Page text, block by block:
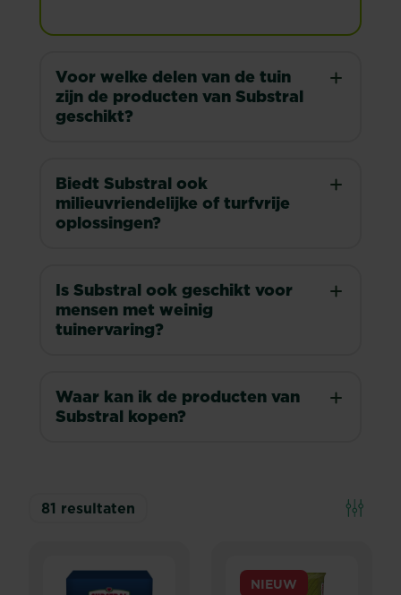
Voor welke delen van de tuin
zijn de producten van Substral
geschikt?
Biedt Substral ook
milieuvriendelijke of turfvrije
oplossingen?
Is Substral ook geschikt voor
mensen met weinig
tuinervaring?
Waar kan ik de producten van
Substral kopen?
81 resultaten
NIEUW